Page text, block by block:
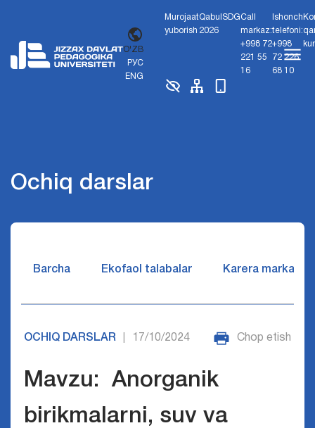
O'ZB
РУС
ENG
Murojaat
yuborish
Qabul
2026
SDGCall
markaz:
+998 72
221 55
16
Ishonch
telefoni:
+998
72 226
68 10
Ochiq darslar
Barcha Ekofaol talabalar Karera markazi
OCHIQ DARSLAR 17/10/2024 Chop etish
Mavzu: Anorganik
birikmalarni, suv va